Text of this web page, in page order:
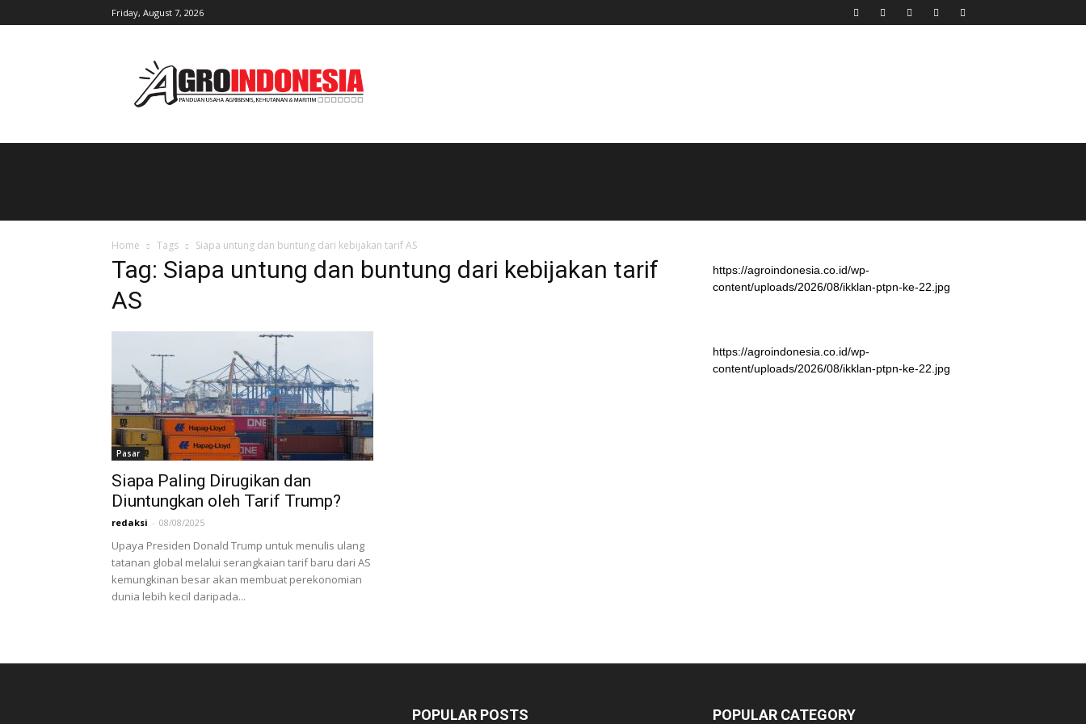
Friday, August 7, 2026
Home Tags Siapa untung dan buntung dari kebijakan tarif AS
Tag: Siapa untung dan buntung dari kebijakan tarif
AS
Pasar
Siapa Paling Dirugikan dan
Diuntungkan oleh Tarif Trump?
redaksi - 08/08/2025
Upaya Presiden Donald Trump untuk menulis ulang
tatanan global melalui serangkaian tarif baru dari AS
kemungkinan besar akan membuat perekonomian
dunia lebih kecil daripada...
https://agroindonesia.co.id/wp-
content/uploads/2026/08/ikklan-ptpn-ke-22.jpg
https://agroindonesia.co.id/wp-
content/uploads/2026/08/ikklan-ptpn-ke-22.jpg
POPULAR POSTS POPULAR CATEGORY